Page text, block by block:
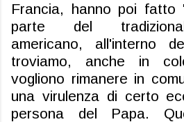
Francia, hanno poi fatto
parte del
americano, all'interno
troviamo, anche in
vogliono rimanere in
una virulenza di certo
persona del Papa.